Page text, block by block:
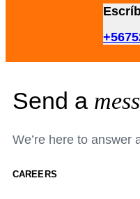
Send a
We’re here to answer
CAREERS